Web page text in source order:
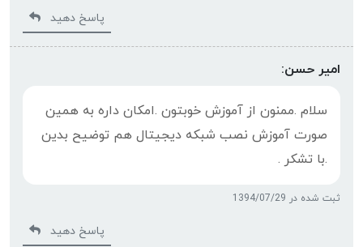
پاسخ دهید
امیر حسن:
سلام .ممنون از آموزش خوبتون .امکان داره به همین
صورت آموزش نصب شبکه دیجیتال هم توضیح بدین
.با تشکر .
ثبت شده در 1394/07/29
پاسخ دهید